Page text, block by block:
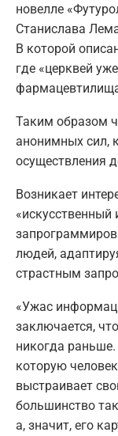
новелле
Станислава
В которой
где «церквей
Таким образом
анонимных сил,
осуществления
Возникает
«искусственный
людей,
страстным
«Ужас
заключается,
никогда
которую
выстраивает
большинство
а, значит, его